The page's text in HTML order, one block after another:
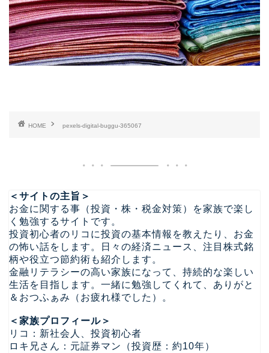
HOME pexels-digital-buggu-365067
＜サイトの主旨＞
お金に関する事（投資・株・税金対策）を家族で楽し
く勉強するサイトです。
投資初心者のリコに投資の基本情報を教えたり、お金
の怖い話をします。日々の経済ニュース、注目株式銘
柄や役立つ節約術も紹介します。
金融リテラシーの高い家族になって、持続的な楽しい
生活を目指します。一緒に勉強してくれて、ありがと
＆おつふぁみ（お疲れ様でした）。
＜家族プロフィール＞
リコ：新社会人、投資初心者
ロキ兄さん：元証券マン（投資歴：約10年）